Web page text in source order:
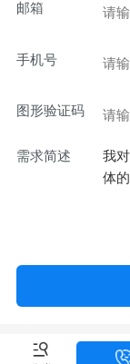
邮箱
手机号
图形验证码
需求简述